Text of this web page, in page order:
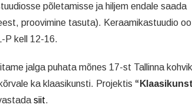
põletamisse ja hiljem endale saada
proovimine tasuta). Keraamikastuudio
P kell 12-16.
jalga puhata mõnes 17-st Tallinna
ka klaasikunsti. Projektis
siit.